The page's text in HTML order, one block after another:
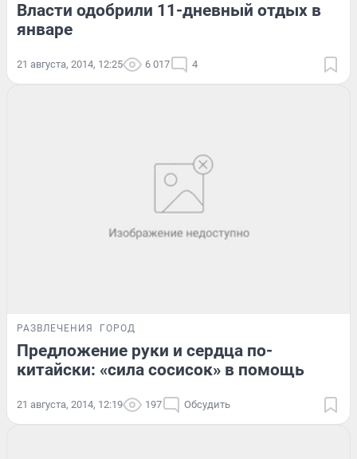
Власти одобрили 11-дневный отдых в
январе
21 августа, 2014, 12:25 6 017 4
РАЗВЛЕЧЕНИЯ ГОРОД
Предложение руки и сердца по-
китайски: «сила сосисок» в помощь
21 августа, 2014, 12:19 197 Обсудить